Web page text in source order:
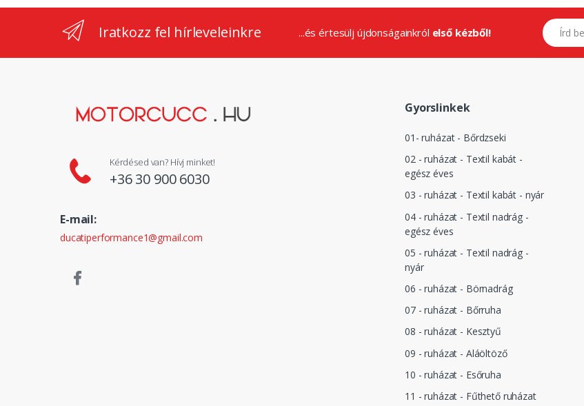
Iratkozz fel hírleveleinkre ...és értesülj újdonságainkról első kézből!
E-mail
Kérdésed van? Hívj minket!
+36 30 900 6030
E-mail:
ducatiperformance1@gmail.com
Gyorslinkek
01- ruházat - Bőrdzseki
02 - ruházat - Textil kabát -
egész éves
03 - ruházat - Textil kabát - nyár
04 - ruházat - Textil nadrág -
egész éves
05 - ruházat - Textil nadrág -
nyár
06 - ruházat - Börnadrág
07 - ruházat - Bőrruha
08 - ruházat - Kesztyű
09 - ruházat - Aláöltöző
10 - ruházat - Esőruha
11 - ruházat - Fűthető ruházat